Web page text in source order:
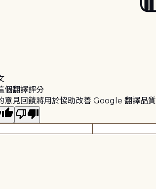
個翻譯評分
意見回饋將用於協助改善 Google 翻譯品質